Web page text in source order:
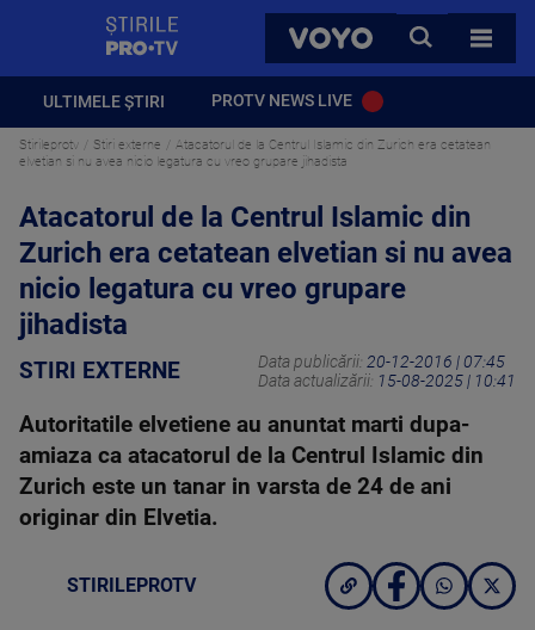
VOYO
CAUTA
TOATE
ULTIMELE ȘTIRI PROTV NEWS LIVE
Stirileprotv Stiri externe
Atacatorul de la Centrul Islamic din Zurich era cetatean
elvetian si nu avea nicio legatura cu vreo grupare jihadista
Atacatorul de la Centrul Islamic din
Zurich era cetatean elvetian si nu avea
nicio legatura cu vreo grupare
jihadista
STIRI EXTERNE Data publicării: 20-12-2016 | 07:45
Data actualizării: 15-08-2025 | 10:41
Autoritatile elvetiene au anuntat marti dupa-
amiaza ca atacatorul de la Centrul Islamic din
Zurich este un tanar in varsta de 24 de ani
originar din Elvetia.
STIRILEPROTV